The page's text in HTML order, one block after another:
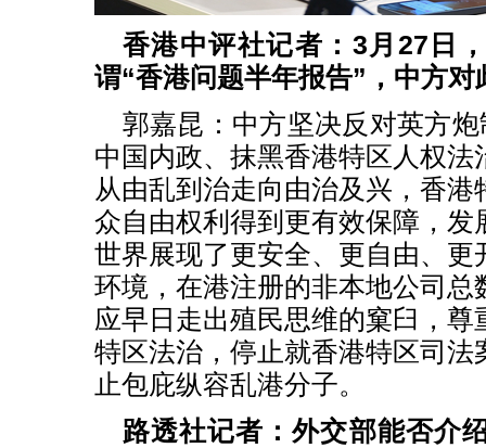
香港中评社记者：3月27日
谓“香港问题半年报告”，中方对
郭嘉昆：中方坚决反对英方炮
中国内政、抹黑香港特区人权法
从由乱到治走向由治及兴，香
众自由权利得到更有效保障，发
世界展现了更安全、更自由、更
环境，在港注册的非本地公司总
应早日走出殖民思维的窠臼，
特区法治，停止就香港特区司法
止包庇纵容乱港分子。
路透社记者：外交部能否介